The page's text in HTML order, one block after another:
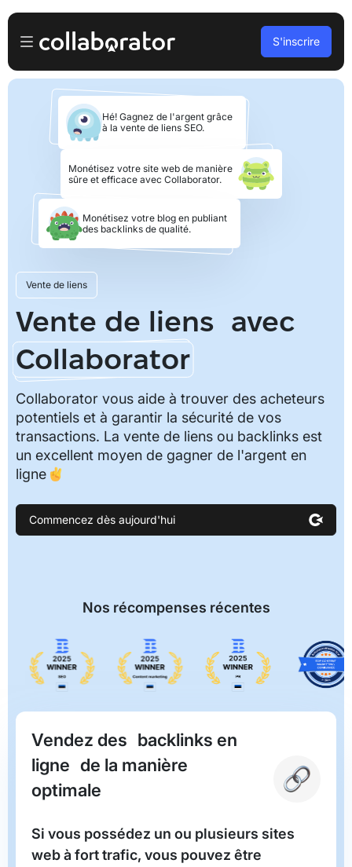
Pour les Annonceurs
Pour les Éditeurs
Pour les agences
Podcasts et webinaires
Blog
Réserver une démo
Langues Français
Se connecter
S'inscrire
Vente de liens
Vente de liens avec
Collaborator
Collaborator vous aide à trouver des acheteurs
potentiels et à garantir la sécurité de vos
transactions. La vente de liens ou backlinks est
un excellent moyen de gagner de l'argent en
ligne✌️
Commencez dès aujourd'hui
Hé! Gagnez de l'argent grâce
à la vente de liens SEO.
Monétisez votre site web de manière
sûre et efficace avec Collaborator.
Monétisez votre blog en publiant
des backlinks de qualité.
Nos récompenses récentes
Vendez des backlinks en
ligne de la manière
optimale
Si vous possédez un ou plusieurs sites
web à fort trafic, vous pouvez être